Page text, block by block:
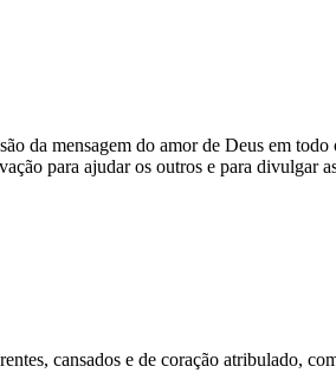
da mensagem do amor de Deus em
para ajudar os outros e para divulgar
cansados e de coração atribulado,